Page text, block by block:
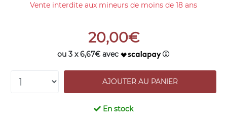
Vente interdite aux mineurs de moins de 18 ans
20,00€
ou 3 x 6,67€ avec
En stock